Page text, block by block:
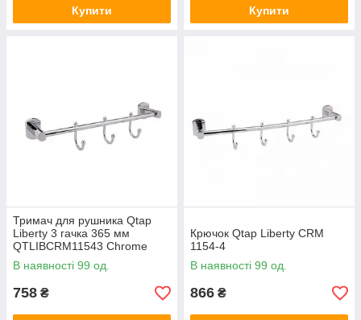
Купити Купити
Тримач для рушника Qtap
Liberty 3 гачка 365 мм
QTLIBCRM11543 Chrome
В наявності 99 од.
758 ₴
Крючок Qtap Liberty CRM
1154-4
В наявності 99 од.
866 ₴